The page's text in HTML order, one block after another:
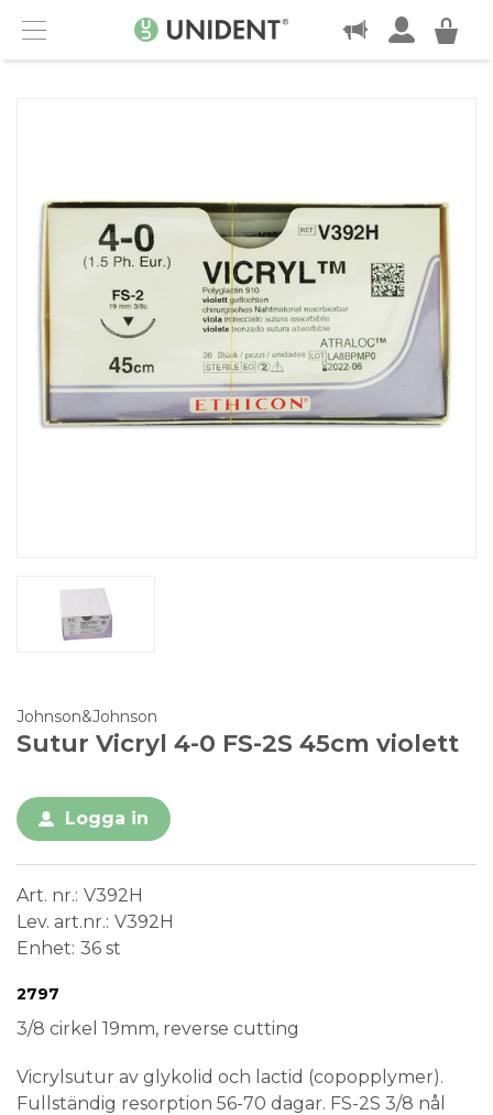
Menu
KONTAKT
Johnson&Johnson
Sutur Vicryl 4-0 FS-2S 45cm violett
Logga in
Art. nr. V392H
Lev. art.nr. V392H
Enhet 36 st
Medical Device
2797
3/8 cirkel 19mm, reverse cutting
Vicrylsutur av glykolid och lactid (copopplymer).
Fullständig resorption 56-70 dagar. FS-2S 3/8 nål